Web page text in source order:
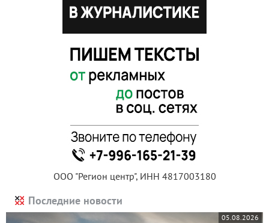
ООО "Регион центр", ИНН 4817003180
Последние новости
05.08.2026